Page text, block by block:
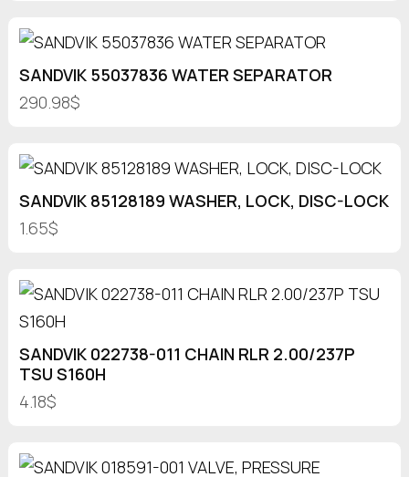
SANDVIK 55037836 WATER SEPARATOR
290.98$
SANDVIK 85128189 WASHER, LOCK, DISC-LOCK
1.65$
SANDVIK 022738-011 CHAIN RLR 2.00/237P
TSU S160H
4.18$